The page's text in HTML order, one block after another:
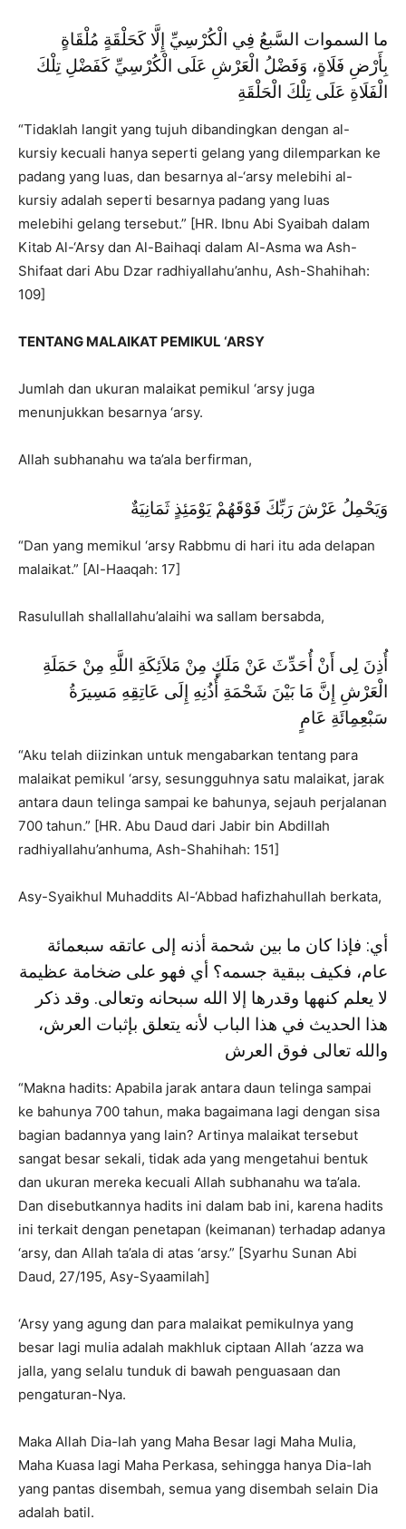
ما السموات السَّبعُ فِي الْكُرْسِيِّ إِلَّا كَحَلْقَةٍ مُلْقَاةٍ
بِأَرْضِ فَلَاةٍ، وَفَضْلُ الْعَرْشِ عَلَى الْكُرْسِيِّ كَفَضْلِ تِلْكَ
الْفَلَاةِ عَلَى تِلْكَ الْحَلْقَةِ
“Tidaklah langit yang tujuh dibandingkan dengan al-
kursiy kecuali hanya seperti gelang yang dilemparkan ke
padang yang luas, dan besarnya al-‘arsy melebihi al-
kursiy adalah seperti besarnya padang yang luas
melebihi gelang tersebut.” [HR. Ibnu Abi Syaibah dalam
Kitab Al-‘Arsy dan Al-Baihaqi dalam Al-Asma wa Ash-
Shifaat dari Abu Dzar radhiyallahu’anhu, Ash-Shahihah:
109]
TENTANG MALAIKAT PEMIKUL ‘ARSY
Jumlah dan ukuran malaikat pemikul ‘arsy juga
menunjukkan besarnya ‘arsy.
Allah subhanahu wa ta’ala berfirman,
وَيَحْمِلُ عَرْشَ رَبِّكَ فَوْقَهُمْ يَوْمَئِذٍ ثَمَانِيَةٌ
“Dan yang memikul ‘arsy Rabbmu di hari itu ada delapan
malaikat.” [Al-Haaqah: 17]
Rasulullah shallallahu’alaihi wa sallam bersabda,
أُذِنَ لِى أَنْ أُحَدِّثَ عَنْ مَلَكٍ مِنْ مَلاَئِكَةِ اللَّهِ مِنْ حَمَلَةِ
الْعَرْشِ إِنَّ مَا بَيْنَ شَحْمَةِ أُذُنِهِ إِلَى عَاتِقِهِ مَسِيرَةُ
سَبْعِمِائَةِ عَامٍ
“Aku telah diizinkan untuk mengabarkan tentang para
malaikat pemikul ‘arsy, sesungguhnya satu malaikat, jarak
antara daun telinga sampai ke bahunya, sejauh perjalanan
700 tahun.” [HR. Abu Daud dari Jabir bin Abdillah
radhiyallahu’anhuma, Ash-Shahihah: 151]
Asy-Syaikhul Muhaddits Al-‘Abbad hafizhahullah berkata,
أي: فإذا كان ما بين شحمة أذنه إلى عاتقه سبعمائة
عام، فكيف ببقية جسمه؟ أي فهو على ضخامة عظيمة
لا يعلم كنهها وقدرها إلا الله سبحانه وتعالى. وقد ذكر
هذا الحديث في هذا الباب لأنه يتعلق بإثبات العرش،
والله تعالى فوق العرش
“Makna hadits: Apabila jarak antara daun telinga sampai
ke bahunya 700 tahun, maka bagaimana lagi dengan sisa
bagian badannya yang lain? Artinya malaikat tersebut
sangat besar sekali, tidak ada yang mengetahui bentuk
dan ukuran mereka kecuali Allah subhanahu wa ta’ala.
Dan disebutkannya hadits ini dalam bab ini, karena hadits
ini terkait dengan penetapan (keimanan) terhadap adanya
‘arsy, dan Allah ta’ala di atas ‘arsy.” [Syarhu Sunan Abi
Daud, 27/195, Asy-Syaamilah]
‘Arsy yang agung dan para malaikat pemikulnya yang
besar lagi mulia adalah makhluk ciptaan Allah ‘azza wa
jalla, yang selalu tunduk di bawah penguasaan dan
pengaturan-Nya.
Maka Allah Dia-lah yang Maha Besar lagi Maha Mulia,
Maha Kuasa lagi Maha Perkasa, sehingga hanya Dia-lah
yang pantas disembah, semua yang disembah selain Dia
adalah batil.